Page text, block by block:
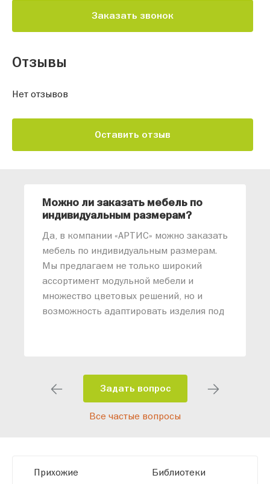
Заказать звонок
Отзывы
Нет отзывов
Оставить отзыв
Можно ли заказать мебель по
индивидуальным размерам?
Да, в компании «АРТИС» можно заказать
мебель по индивидуальным размерам.
Мы предлагаем не только широкий
ассортимент модульной мебели и
множество цветовых решений, но и
возможность адаптировать изделия под
помещения и личные пожелания.
Благодаря современному
высокотехнологичному оборудованию
размерам.
Задать вопрос
Все частые вопросы
Прихожие Библиотеки